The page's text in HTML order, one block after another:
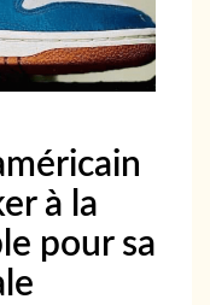
à la
pour sa